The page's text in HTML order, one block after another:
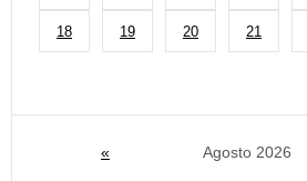
18 19 20 21
« Agosto 2026